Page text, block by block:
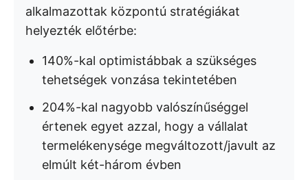
alkalmazottak központú stratégiákat
helyezték előtérbe:
140%-kal optimistábbak a szükséges
tehetségek vonzása tekintetében
204%-kal nagyobb valószínűséggel
értenek egyet azzal, hogy a vállalat
termelékenysége megváltozott/javult az
elmúlt két-három évben